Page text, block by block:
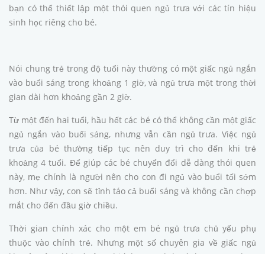
bạn có thể thiết lập một thói quen ngủ trưa với các tín hiệu
sinh học riêng cho bé.
Nói chung trẻ trong độ tuổi này thường có một giấc ngủ ngắn
vào buổi sáng trong khoảng 1 giờ, và ngủ trưa một trong thời
gian dài hơn khoảng gần 2 giờ.
Từ một đến hai tuổi, hầu hết các bé có thể không cần một giấc
ngủ ngắn vào buổi sáng, nhưng vẫn cần ngủ trưa. Việc ngủ
trưa của bé thường tiếp tục nên duy trì cho đến khi trẻ
khoảng 4 tuổi. Để giúp các bé chuyển đổi dễ dàng thói quen
này, mẹ chính là người nên cho con đi ngủ vào buổi tối sớm
hơn. Như vậy, con sẽ tỉnh táo cả buổi sáng và không cần chợp
mắt cho đến đầu giờ chiều.
Thời gian chính xác cho một em bé ngủ trưa chủ yếu phụ
thuộc vào chính trẻ. Nhưng một số chuyên gia về giấc ngủ